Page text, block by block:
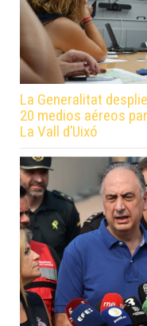
La Generalitat
20 medios aéreos
La Vall d’Uixó